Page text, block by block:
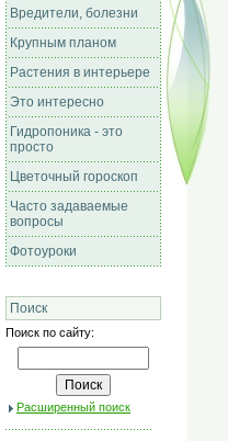
Вредители, болезни
Крупным планом
Растения в интерьере
Это интересно
Гидропоника - это
просто
Цветочный гороскоп
Часто задаваемые
вопросы
Фотоуроки
Поиск
Поиск по сайту:
Расширенный поиск